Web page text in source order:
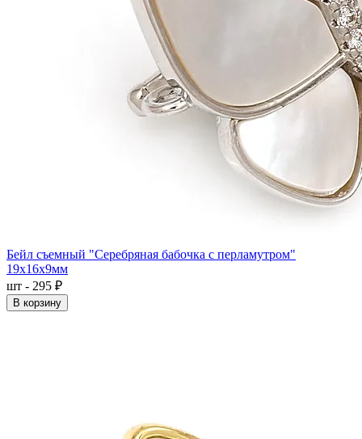
Бейл съемный "Серебряная бабочка с перламутром"
19x16x9мм
шт - 295 ₽
В корзину